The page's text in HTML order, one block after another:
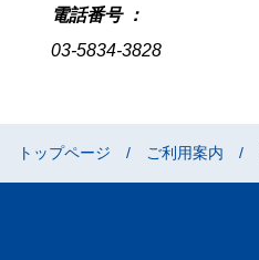
電話番号 ：
03-5834-3828
トップページ ご利用案内